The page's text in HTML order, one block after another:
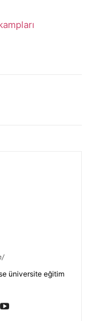
üniversite eğitim